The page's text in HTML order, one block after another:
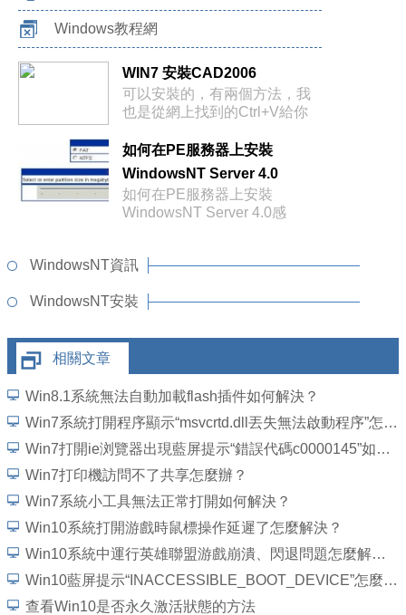
Windows教程網
WIN7 安裝CAD2006
可以安裝的，有兩個方法，我
也是從網上找到的Ctrl+V給你
如何在PE服務器上安裝
WindowsNT Server 4.0
如何在PE服務器上安裝
WindowsNT Server 4.0感
WindowsNT資訊
WindowsNT安裝
相關文章
Win8.1系統無法自動加載flash插件如何解決？
Win7系統打開程序顯示“msvcrtd.dll丟失無法啟動程序”怎麼解決
Win7打開ie浏覽器出現藍屏提示“錯誤代碼c0000145”如何解決？
Win7打印機訪問不了共享怎麼辦？
Win7系統小工具無法正常打開如何解決？
Win10系統打開游戲時鼠標操作延遲了怎麼解決？
Win10系統中運行英雄聯盟游戲崩潰、閃退問題怎麼解決？
Win10藍屏提示“INACCESSIBLE_BOOT_DEVICE”怎麼處理？
查看Win10是否永久激活狀態的方法